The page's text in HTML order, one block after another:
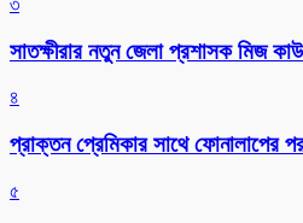
সাতক্ষীরার নতুন জেলা প্রশাসক মিজ
৪
প্রাক্তন প্রেমিকার সাথে ফোনালাপের
৫